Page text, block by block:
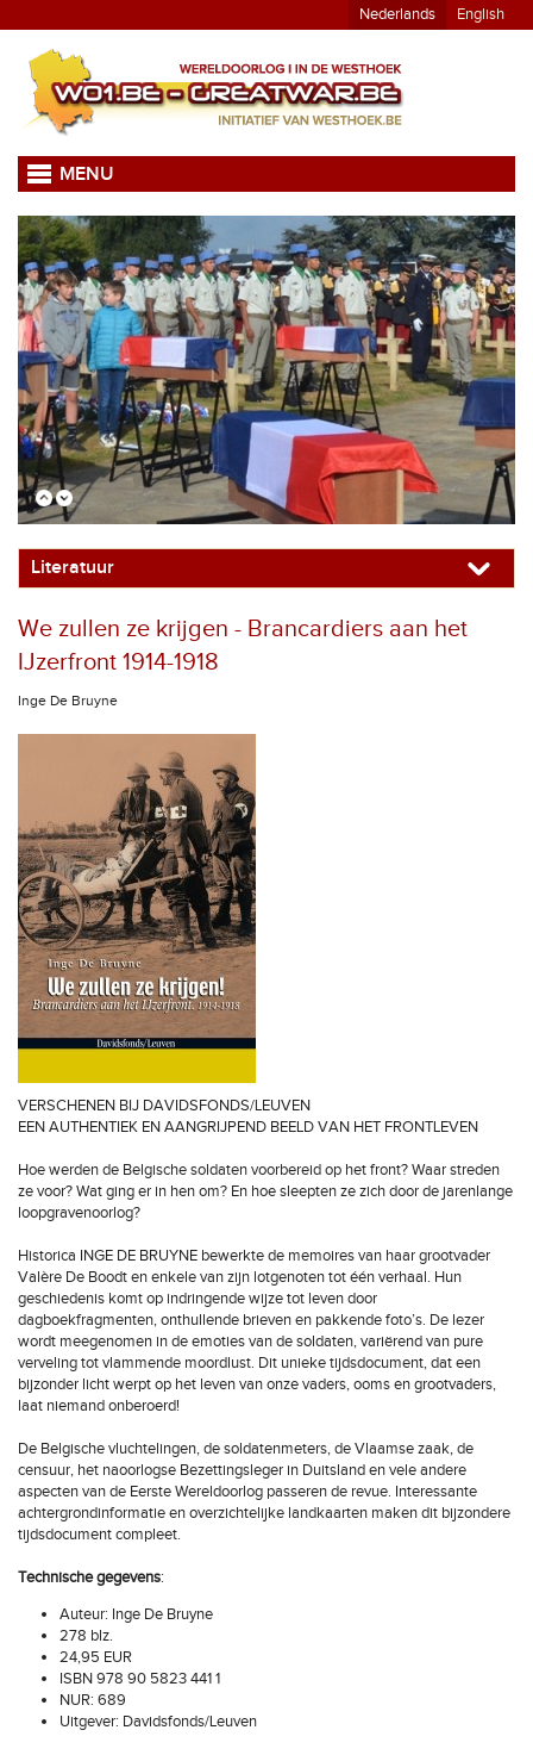
Nederlands English
MENU
Literatuur
We zullen ze krijgen - Brancardiers aan het
IJzerfront 1914-1918
Inge De Bruyne
VERSCHENEN BIJ DAVIDSFONDS/LEUVEN
EEN AUTHENTIEK EN AANGRIJPEND BEELD VAN HET FRONTLEVEN
Hoe werden de Belgische soldaten voorbereid op het front? Waar streden
ze voor? Wat ging er in hen om? En hoe sleepten ze zich door de jarenlange
loopgravenoorlog?
Historica INGE DE BRUYNE bewerkte de memoires van haar grootvader
Valère De Boodt en enkele van zijn lotgenoten tot één verhaal. Hun
geschiedenis komt op indringende wijze tot leven door
dagboekfragmenten, onthullende brieven en pakkende foto’s. De lezer
wordt meegenomen in de emoties van de soldaten, variërend van pure
verveling tot vlammende moordlust. Dit unieke tijdsdocument, dat een
bijzonder licht werpt op het leven van onze vaders, ooms en grootvaders,
laat niemand onberoerd!
De Belgische vluchtelingen, de soldatenmeters, de Vlaamse zaak, de
censuur, het naoorlogse Bezettingsleger in Duitsland en vele andere
aspecten van de Eerste Wereldoorlog passeren de revue. Interessante
achtergrondinformatie en overzichtelijke landkaarten maken dit bijzondere
tijdsdocument compleet.
Technische gegevens:
Auteur: Inge De Bruyne
278 blz.
24,95 EUR
ISBN 978 90 5823 441 1
NUR: 689
Uitgever: Davidsfonds/Leuven